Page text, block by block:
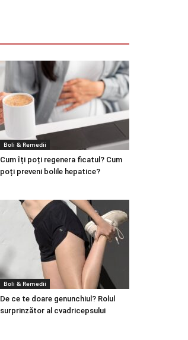
Boli & Remedii
Cum îți poți regenera ficatul? Cum
poți preveni bolile hepatice?
Boli & Remedii
De ce te doare genunchiul? Rolul
surprinzător al cvadricepsului